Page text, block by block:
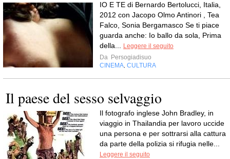
IO E TE di Bernardo Bertolucci, Italia,
2012 con Jacopo Olmo Antinori , Tea
Falco, Sonia Bergamasco Se ti piace
guarda anche: Io ballo da sola, Prima
della... Leggere il seguito
Da Persogiadisuo
CINEMA, CULTURA
Il paese del sesso selvaggio
Il fotografo inglese John Bradley, in
viaggio in Thailandia per lavoro uccide
una persona e per sottrarsi alla cattura
da parte della polizia si rifugia nelle...
Leggere il seguito